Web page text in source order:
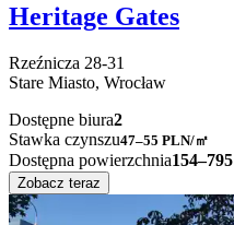
Heritage Gates
Rzeźnicza 28-31
Stare Miasto, Wrocław
Dostępne biura2
Stawka czynszu47–55 PLN/㎡
Dostępna powierzchnia154–795
Zobacz teraz